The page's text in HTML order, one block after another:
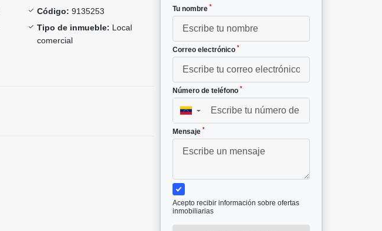
Código: 9135253
Tipo de inmueble: Local
comercial
Tu nombre *
Correo electrónico *
Número de teléfono *
▼
Mensaje *
Acepto recibir información sobre ofertas
inmobiliarias